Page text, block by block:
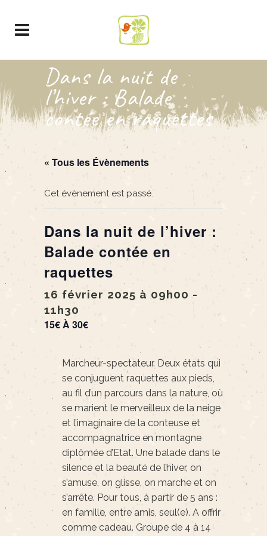
Dans la nuit de
l’hiver : Balade
contée en raquettes
« Tous les Évènements
Cet évènement est passé.
Dans la nuit de l’hiver :
Balade contée en
raquettes
16 février 2025 à 09h00 -
11h30
15€ À 30€
Marcheur-spectateur. Deux états qui
se conjuguent raquettes aux pieds,
au fil d’un parcours dans la nature, où
se marient le merveilleux de la neige
et l’imaginaire de la conteuse et
accompagnatrice en montagne
diplômée d’Etat. Une balade dans le
silence et la beauté de l’hiver, on
s’amuse, on glisse, on marche et on
s’arrête. Pour tous, à partir de 5 ans :
en famille, entre amis, seul(e). A offrir
comme cadeau. Groupe de 4 à 14